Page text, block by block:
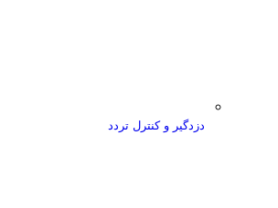
دزدگیر و کنترل تردد